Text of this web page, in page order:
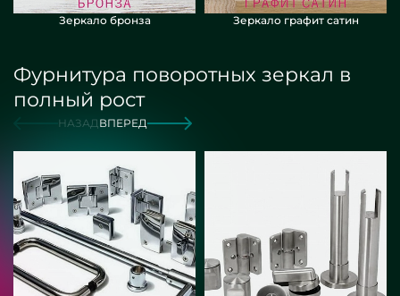
Зеркало бронза Зеркало графит сатин
Фурнитура поворотных зеркал в
полный рост
НАЗАДВПЕРЕД